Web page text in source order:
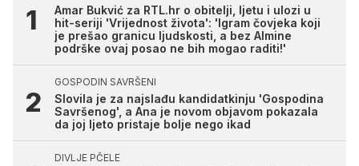
Amar Bukvić za RTL.hr o obitelji, ljetu i ulozi u
hit-seriji 'Vrijednost života': 'Igram čovjeka koji
je prešao granicu ljudskosti, a bez Almine
podrške ovaj posao ne bih mogao raditi!'
GOSPODIN SAVRŠENI
Slovila je za najslađu kandidatkinju 'Gospodina
Savršenog', a Ana je novom objavom pokazala
da joj ljeto pristaje bolje nego ikad
DIVLJE PČELE